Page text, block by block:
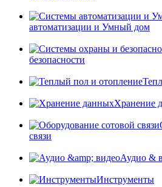
автоматизации и Умный дом
безопасности
Хранение
связи
Аудио &
Инструменты